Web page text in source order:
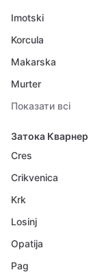
Imotski
Korcula
Makarska
Murter
Показати всі
Затока Кварнер
Cres
Crikvenica
Krk
Losinj
Opatija
Pag